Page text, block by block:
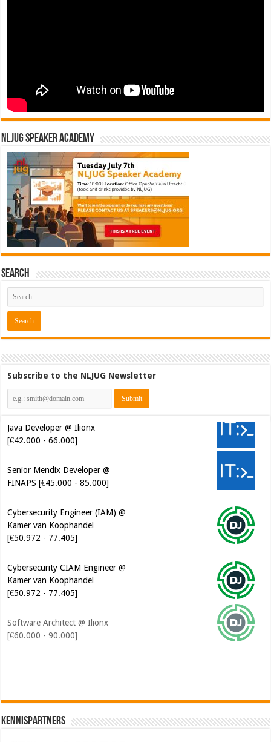
NLJUG Speaker Academy
Search
Subscribe to the NLJUG Newsletter
Java Developer @ Ilionx
[€42.000 - 66.000]
Senior Mendix Developer @
FINAPS [€45.000 - 85.000]
Cybersecurity Engineer (IAM) @
Kamer van Koophandel
[€50.972 - 77.405]
Cybersecurity CIAM Engineer @
Kamer van Koophandel
[€50.972 - 77.405]
Software Architect @ Ilionx
[€60.000 - 90.000]
Kennispartners